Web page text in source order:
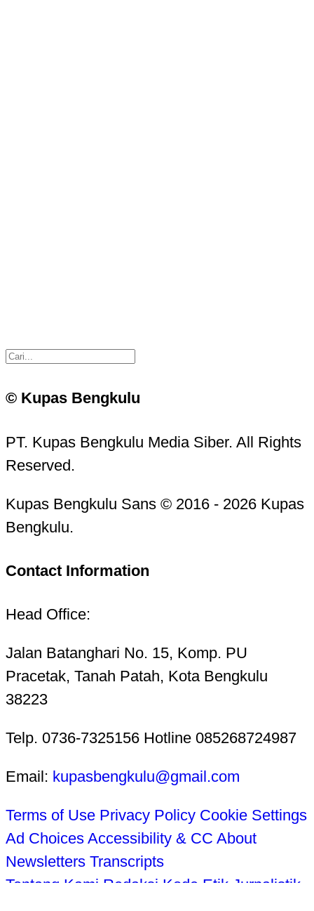
© Kupas Bengkulu
PT. Kupas Bengkulu Media Siber. All Rights
Reserved.
Kupas Bengkulu Sans © 2016 - 2026 Kupas
Bengkulu.
Contact Information
Head Office:
Jalan Batanghari No. 15, Komp. PU
Pracetak, Tanah Patah, Kota Bengkulu
38223
Telp. 0736-7325156 Hotline 085268724987
Email: kupasbengkulu@gmail.com
Terms of Use Privacy Policy Cookie Settings
Ad Choices Accessibility & CC About
Newsletters Transcripts
Tentang Kami Redaksi Kode Etik Jurnalistik